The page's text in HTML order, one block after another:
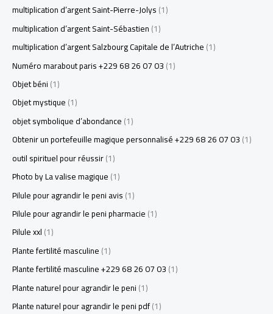
multiplication d’argent Saint-Pierre-Jolys(1)
multiplication d’argent Saint-Sébastien(1)
multiplication d’argent Salzbourg Capitale de l’Autriche(1)
Numéro marabout paris +229 68 26 07 03(1)
Objet béni(1)
Objet mystique(1)
objet symbolique d’abondance(1)
Obtenir un portefeuille magique personnalisé +229 68 26 07 03(1)
outil spirituel pour réussir(1)
Photo by La valise magique(1)
Pilule pour agrandir le peni avis(1)
Pilule pour agrandir le peni pharmacie(1)
Pilule xxl(1)
Plante fertilité masculine(1)
Plante fertilité masculine +229 68 26 07 03(1)
Plante naturel pour agrandir le peni(1)
Plante naturel pour agrandir le peni pdf(1)